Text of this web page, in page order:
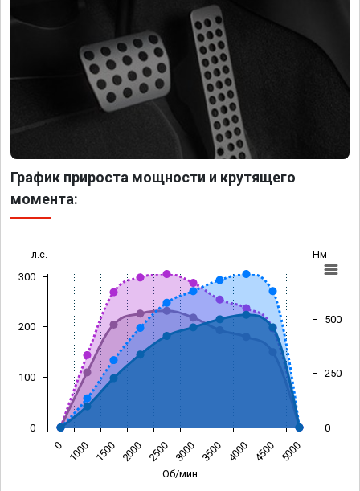
График прироста мощности и крутящего
момента:
Об/мин
л.с. Нм
0 1000 1500 2000 2500 3000 3500 4000 4500 5000
0
100
200
300
0
250
500